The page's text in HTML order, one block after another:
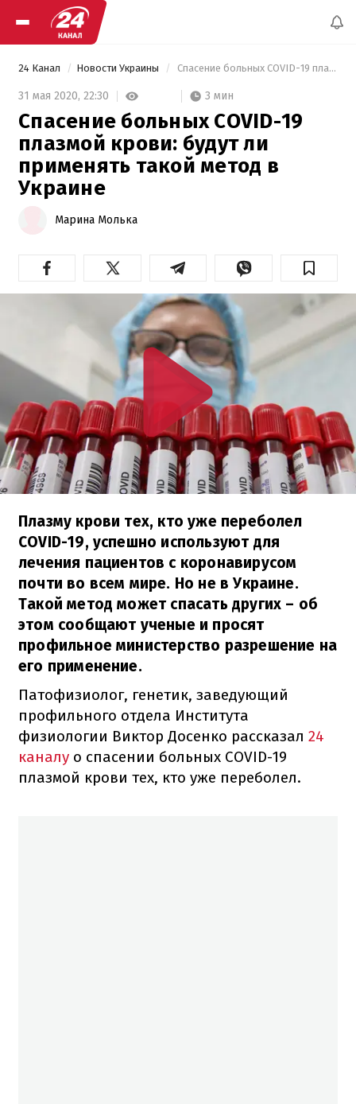
24 Канал Новости Украины Спасение больных COVID-19 плазмой крови: будут ли применять такой метод в Украине
31 мая 2020, 22:30 3 мин
Спасение больных COVID-19
плазмой крови: будут ли
применять такой метод в
Украине
Марина Молька
Плазму крови тех, кто уже переболел
COVID-19, успешно используют для
лечения пациентов с коронавирусом
почти во всем мире. Но не в Украине.
Такой метод может спасать других – об
этом сообщают ученые и просят
профильное министерство разрешение на
его применение.
Патофизиолог, генетик, заведующий
профильного отдела Института
физиологии Виктор Досенко рассказал 24
каналу о спасении больных COVID-19
плазмой крови тех, кто уже переболел.